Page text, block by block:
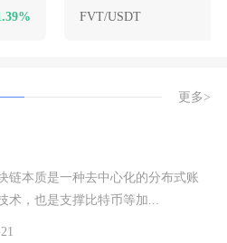
FVT/USDT
更多>
链本质是一种去中心化的分布式账
术，也是支撑比特币等加...